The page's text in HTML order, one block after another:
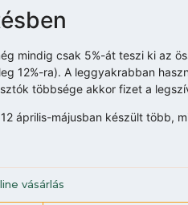
mindig csak 5%-át teszi ki az
12%-ra). A leggyakrabban
többsége akkor fizet a
április-májusban készült több,
vásárlás